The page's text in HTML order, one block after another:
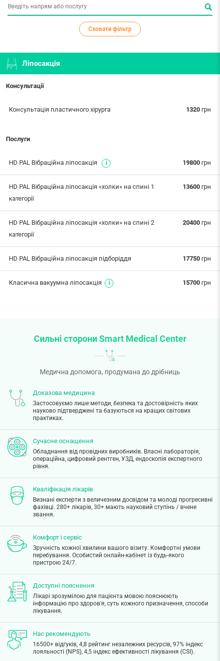
Сховати фільтр
Ліпосакція
Консультації
1320 грн
Консультація пластичного хірурга
Послуги
19800 грн
HD PAL Вібраційна ліпосакція
13600 грн
HD PAL Вібраційна ліпосакція «холки» на спині 1
категорії
20400 грн
HD PAL Вібраційна ліпосакція «холки» на спині 2
категорії
17750 грн
HD PAL Вібраційна ліпосакція підборіддя
15700 грн
Класична вакуумна ліпосакція
Сильні сторони Smart Medical Center
Медична допомога, продумана до дрібниць
Доказова медицина
Застосовуємо лише методи, безпека та достовірність яких
науково підтверджені та базуються на кращих світових
практиках.
Сучасне оснащення
Обладнання від провідних виробників. Власні лабораторія,
операційна, цифровий рентген, УЗД, ендоскопія експертного
рівня.
Кваліфікація лікарів
Визнані експерти з величезним досвідом та молоді прогресивні
фахівці. 280+ лікарів, 30+ мають науковий ступінь / вчене
звання.
Комфорт і сервіс
Зручність кожної хвилини вашого візиту. Комфортні умови
перебування. Особистий онлайн-кабінет із будь-якого
пристрою 24/7.
Доступні пояснення
Лікарі зрозумілою для пацієнта мовою пояснюють
інформацію про здоров'я, суть кожного призначення, способи
лікування.
Нас рекомендують
16500+ відгуків, 4,8 рейтинг незалежних ресурсів, 97% індекс
лояльності (NPS), 4,5 індекс ефективності лікування (CSI).